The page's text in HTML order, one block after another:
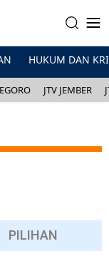
HUKUM DAN
JTV JEMBER
PILIHAN